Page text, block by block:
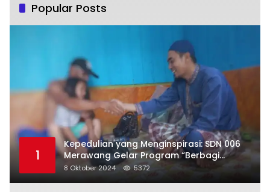
Popular Posts
1
Kepedulian yang Menginspirasi: SDN 006
Merawang Gelar Program “Berbagi
Segenggam Beras”
8 Oktober 2024 5372